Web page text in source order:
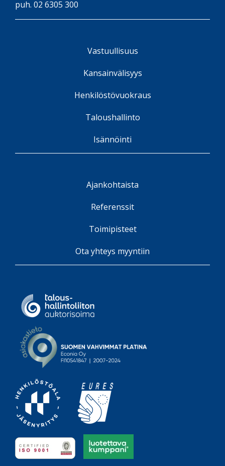
puh. 02 6305 300
Vastuullisuus
Kansainvälisyys
Henkilöstövuokraus
Taloushallinto
Isännöinti
Ajankohtaista
Referenssit
Toimipisteet
Ota yhteys myyntiin